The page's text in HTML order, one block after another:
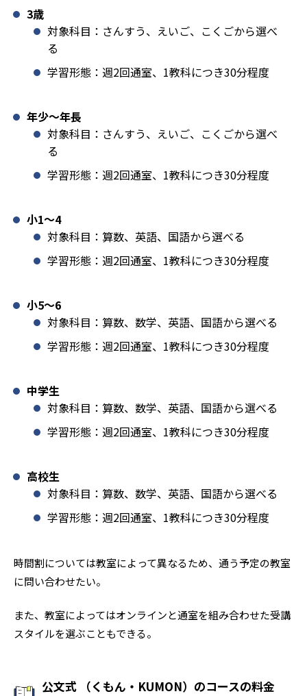
3歳
対象科目：さんすう、えいご、こくごから選べ
る
学習形態：週2回通室、1教科につき30分程度
年少〜年長
対象科目：さんすう、えいご、こくごから選べ
る
学習形態：週2回通室、1教科につき30分程度
小1️〜4
対象科目：算数、英語、国語から選べる
学習形態：週2回通室、1教科につき30分程度
小5〜6
対象科目：算数、数学、英語、国語から選べる
学習形態：週2回通室、1教科につき30分程度
中学生
対象科目：算数、数学、英語、国語から選べる
学習形態：週2回通室、1教科につき30分程度
高校生
対象科目：算数、数学、英語、国語から選べる
学習形態：週2回通室、1教科につき30分程度
時間割については教室によって異なるため、通う予定の教室
に問い合わせたい。
また、教室によってはオンラインと通室を組み合わせた受講
スタイルを選ぶこともできる。
公文式 （くもん・KUMON）のコースの料金